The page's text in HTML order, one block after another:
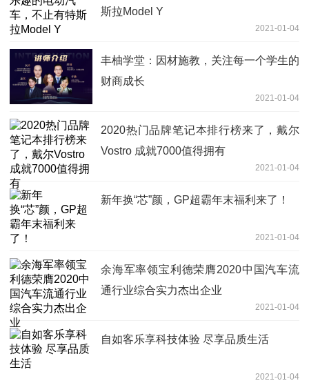
斯拉Model Y
2021-01-04
丰柚学堂：因材施教，关注每一个学生的
财商成长
2021-01-04
2020热门品牌笔记本排行榜来了，戴尔
Vostro 成就7000值得拥有
2021-01-04
新年换“芯”颜，GP超霸年末福利来了！
2021-01-04
余海军率领宝利德荣膺2020中国汽车流
通行业综合实力杰出企业
2021-01-04
自如客乐享科技体验 尽享品质生活
2021-01-04